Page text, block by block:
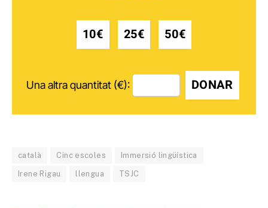
10€ 25€ 50€
Una altra quantitat (€): DONAR
català Cinc escoles Immersió lingüística
Irene Rigau llengua TSJC